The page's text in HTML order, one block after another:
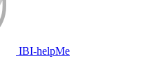
IBI-helpMe